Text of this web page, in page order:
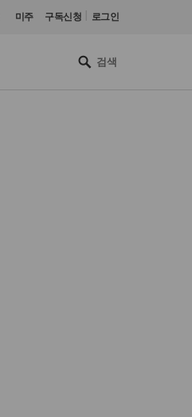
미주 구독신청 로그인